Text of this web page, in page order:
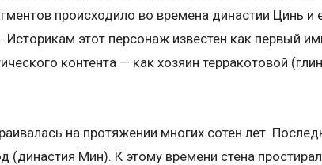
происходило во времена династии Цинь и
этот персонаж известен как первый
контента — как хозяин терракотовой
на протяжении многих сотен лет.
(династия Мин). К этому времени стена